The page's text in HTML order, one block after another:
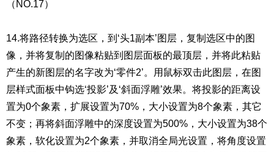
（NO.17）
14.将路径转换为选区，到‘头1副本’图层，复制选区中的图
像，并将复制的图像粘贴到图层面板的最顶层，并将此粘贴
产生的新图层的名字改为‘零件2’。用鼠标双击此图层，在图
层样式面板中钩选‘投影’及‘斜面浮雕’效果。将投影的距离设
置为0个象素，扩展设置为70%，大小设置为8个象素，其它
不变；再将斜面浮雕中的深度设置为500%，大小设置为38个
象素，软化设置为2个象素，并取消全局光设置，将角度设置